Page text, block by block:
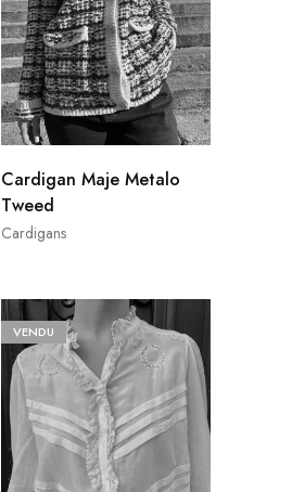
Cardigans
Cardigan Maje Metalo
Tweed
VENDU